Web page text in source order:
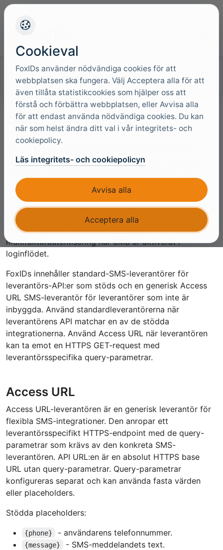
Sök i dokumentationen
SMS-leverantör
Access URL, Gateway API, Smstools och Telia SMS
SMS-leverantör i
varje miljöeller
i FoxIDs site-
konfiguration.
FoxIDs skickar SMS-meddelanden till användare för
verifieringskoder, passwordless login och
multifaktorautentisering när SMS är aktiverat i
loginflödet.
FoxIDs innehåller standard-SMS-leverantörer för
leverantörs-API:er som stöds och en generisk Access
URL SMS-leverantör för leverantörer som inte är
inbyggda. Använd standardleverantörerna när
leverantörens API matchar en av de stödda
integrationerna. Använd Access URL när leverantören
kan ta emot en HTTPS GET-request med
leverantörsspecifika query-parametrar.
Access URL
Access URL-leverantören är en generisk leverantör för
flexibla SMS-integrationer. Den anropar ett
leverantörsspecifikt HTTPS-endpoint med de query-
parametrar som krävs av den konkreta SMS-
leverantören. API URL:en är en absolut HTTPS base
URL utan query-parametrar. Query-parametrar
konfigureras separat och kan använda fasta värden
eller placeholders.
Stödda placeholders:
{phone} - användarens telefonnummer.
{message} - SMS-meddelandets text.
Cookieval
FoxIDs använder nödvändiga cookies för att
webbplatsen ska fungera. Välj Acceptera alla för att
även tillåta statistikcookies som hjälper oss att
förstå och förbättra webbplatsen, eller Avvisa alla
för att endast använda nödvändiga cookies. Du kan
när som helst ändra ditt val i vår integritets- och
cookiepolicy.
Läs integritets- och cookiepolicyn
Avvisa alla
Acceptera alla